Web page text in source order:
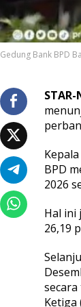
Gedung Bank BPD
STAR-
BPD
2026
Hal ini
26,19
Ketiga